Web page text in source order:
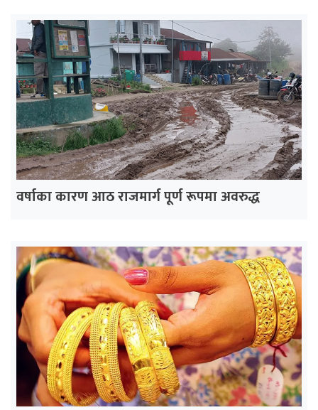
वर्षाका कारण आठ राजमार्ग पूर्ण रूपमा अवरुद्ध